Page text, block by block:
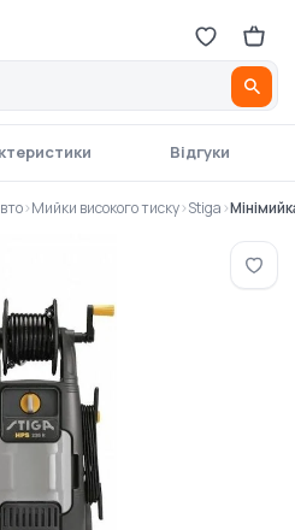
Відгуки
›Мийки високого тиску›Stiga›